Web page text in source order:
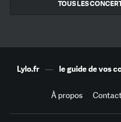
TOUS LES
Lylo.fr— le guide de vos
À propos